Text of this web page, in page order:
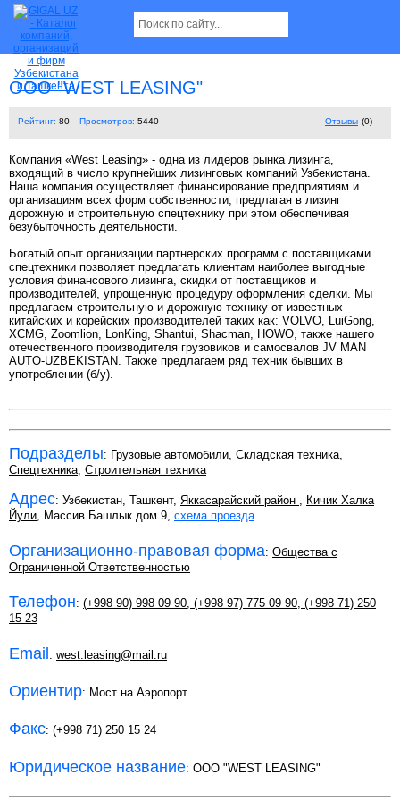
OOO "WEST LEASING"
Рейтинг: 80 Просмотров: 5440 Отзывы (0)
Компания «West Leasing» - одна из лидеров рынка лизинга,
входящий в число крупнейших лизинговых компаний Узбекистана.
Наша компания осуществляет финансирование предприятиям и
организациям всех форм собственности, предлагая в лизинг
дорожную и строительную спецтехнику при этом обеспечивая
безубыточность деятельности.
Богатый опыт организации партнерских программ с поставщиками
спецтехники позволяет предлагать клиентам наиболее выгодные
условия финансового лизинга, скидки от поставщиков и
производителей, упрощенную процедуру оформления сделки. Мы
предлагаем строительную и дорожную технику от известных
китайских и корейских производителей таких как: VOLVO, LuiGong,
XCMG, Zoomlion, LonKing, Shantui, Shacman, HOWO, также нашего
отечественного производителя грузовиков и самосвалов JV MAN
AUTO-UZBEKISTAN. Также предлагаем ряд техник бывших в
употреблении (б/у).
Подразделы: Грузовые автомобили, Складская техника,
Спецтехника, Строительная техника
Адрес: Узбекистан, Ташкент, Яккасарайский район , Кичик Халка
Йули, Массив Башлык дом 9, схема проезда
Организационно-правовая форма: Общества с
Ограниченной Ответственностью
Телефон: (+998 90) 998 09 90, (+998 97) 775 09 90, (+998 71) 250
15 23
Email: west.leasing@mail.ru
Ориентир: Мост на Аэропорт
Факс: (+998 71) 250 15 24
Юридическое название: OOO "WEST LEASING"